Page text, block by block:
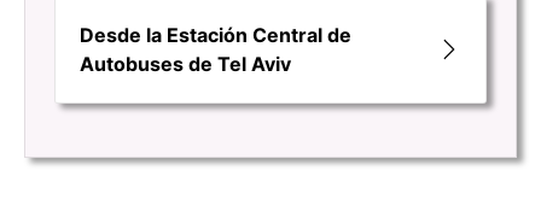
Desde la Estación Central de
Autobuses de Tel Aviv